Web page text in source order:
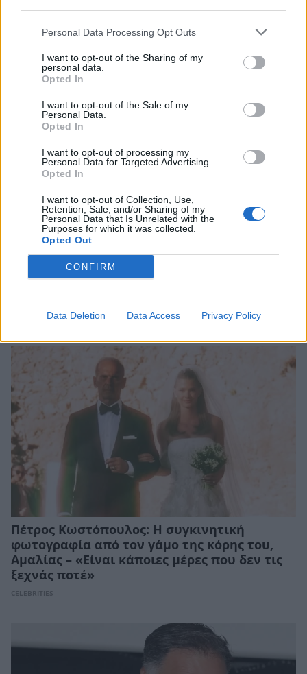
Personal Data Processing Opt Outs
I want to opt-out of the Sharing of my
personal data.
Opted In
I want to opt-out of the Sale of my
Personal Data.
Opted In
I want to opt-out of processing my
Personal Data for Targeted Advertising.
Opted In
I want to opt-out of Collection, Use,
Retention, Sale, and/or Sharing of my
Personal Data that Is Unrelated with the
Purposes for which it was collected.
Opted Out
CONFIRM
Data Deletion Data Access Privacy Policy
ηλιακή έκλειψη στις 12 Αυγούστου
Ελεονώρα Μελέτη: Η φωτογραφία της κόρης
της και η συγκινητική αποκάλυψη για την
CELEBRITIES
Πέτρος Κωστόπουλος: Η συγκινητική
φωτογραφία από τον γάμο της κόρης του,
Αμαλίας – «Είναι κάποιες μέρες που δεν τις
ξεχνάς ποτέ»
CELEBRITIES